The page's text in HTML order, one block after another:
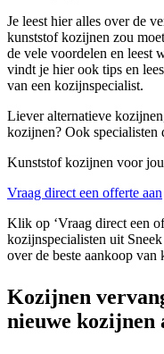
Je leest hier alles over de
kunststof kozijnen zou
de vele voordelen en leest
vindt je hier ook tips en
van een kozijnspecialist.
Liever alternatieve
kozijnen? Ook
Kunststof kozijnen voor
Vraag direct een offerte aan
Klik op ‘Vraag direct een
kozijnspecialisten uit
over de beste aankoop van
Kozijnen
nieuwe kozijnen